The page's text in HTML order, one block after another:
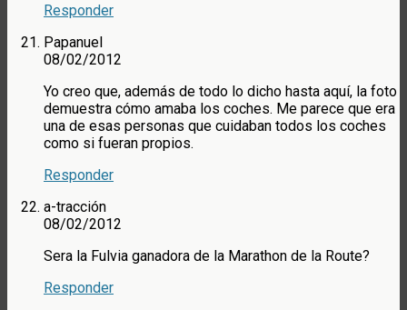
Responder
Papanuel
08/02/2012
Yo creo que, además de todo lo dicho hasta aquí, la foto
demuestra cómo amaba los coches. Me parece que era
una de esas personas que cuidaban todos los coches
como si fueran propios.
Responder
a-tracción
08/02/2012
Sera la Fulvia ganadora de la Marathon de la Route?
Responder